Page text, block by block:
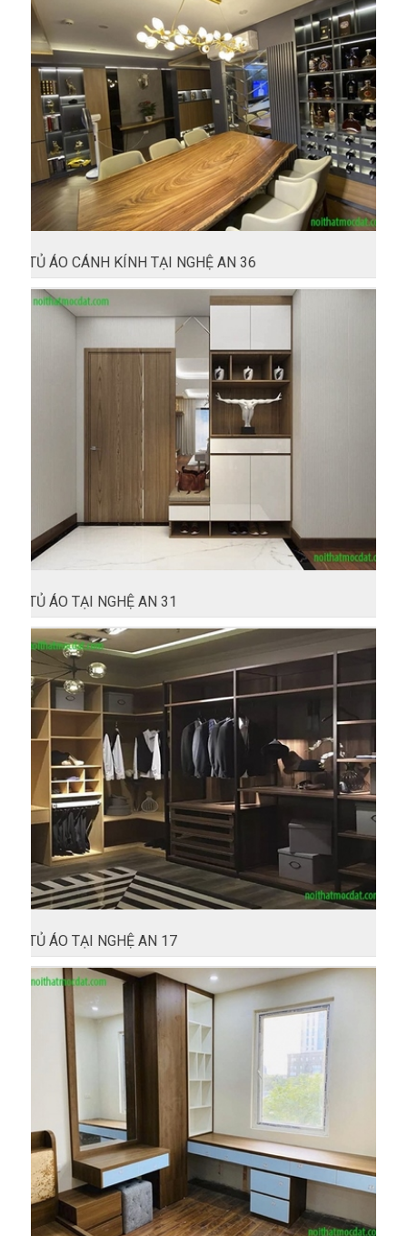
TỦ ÁO CÁNH KÍNH TẠI NGHỆ AN 36
TỦ ÁO TẠI NGHỆ AN 31
TỦ ÁO TẠI NGHỆ AN 17